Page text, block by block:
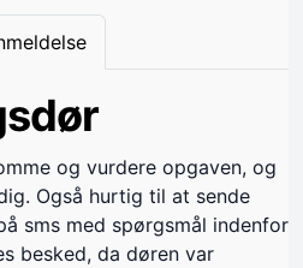
og vurdere opgaven, og
Også hurtig til at sende
sms med spørgsmål indenfor
besked, da døren var